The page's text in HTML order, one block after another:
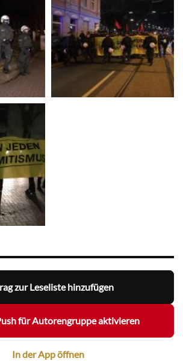
zur Leseliste hinzufügen
für Autorengruppe aktivieren
In der App öffnen